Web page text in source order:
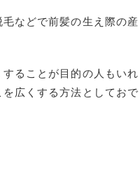
毛などで前髪の生え際の産
ることが目的の人もいれ
広くする方法としておで